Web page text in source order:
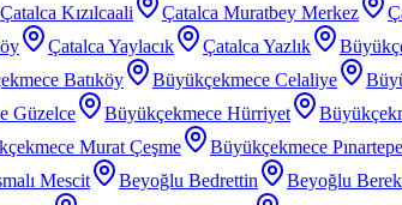
Çatalca Kızılcaali Çatalca Muratbey Merkez
Çatalca Yaylacık Çatalca Yazlık
Batıköy Büyükçekmece Celaliye
Güzelce Büyükçekmece Hürriyet
Murat Çeşme Büyükçekmece Pınartepe
Mescit Beyoğlu Bedrettin Beyoğlu